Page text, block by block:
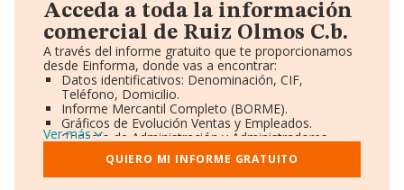
Acceda a toda la información
comercial de Ruiz Olmos C.b.
A través del informe gratuito que te proporcionamos
desde Einforma, donde vas a encontrar:
Datos identificativos: Denominación, CIF,
Teléfono, Domicilio.
Informe Mercantil Completo (BORME).
Gráficos de Evolución Ventas y Empleados.
Consejo de Administración y Administradores.
Directivos y Ejecutivos.
Accionistas.
Participaciones y Vinculaciones en otras empresas.
Ver más
QUIERO MI INFORME GRATUITO